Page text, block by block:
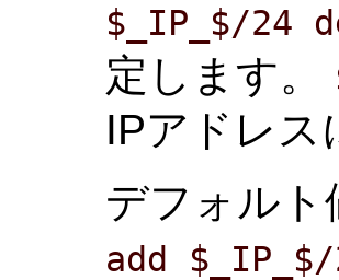
$_IP_$/24
定します。
IPアドレス
デフォルト
add